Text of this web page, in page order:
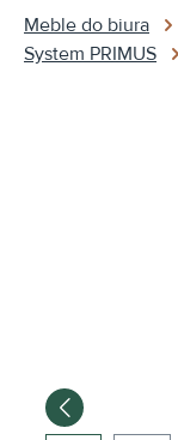
Meble do biura
System PRIMUS